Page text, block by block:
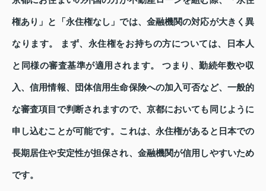
権あり」と「永住権なし」では、金融機関の対応が大きく異
なります。 まず、永住権をお持ちの方については、日本人
と同様の審査基準が適用されます。 つまり、勤続年数や収
入、信用情報、団体信用生命保険への加入可否など、一般的
な審査項目で判断されますので、京都においても同じように
申し込むことが可能です。これは、永住権があると日本での
長期居住や安定性が担保され、金融機関が信用しやすいため
です。